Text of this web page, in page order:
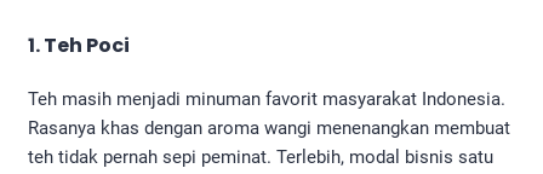
1. Teh Poci
Teh masih menjadi minuman favorit masyarakat Indonesia.
Rasanya khas dengan aroma wangi menenangkan membuat
teh tidak pernah sepi peminat. Terlebih, modal bisnis satu